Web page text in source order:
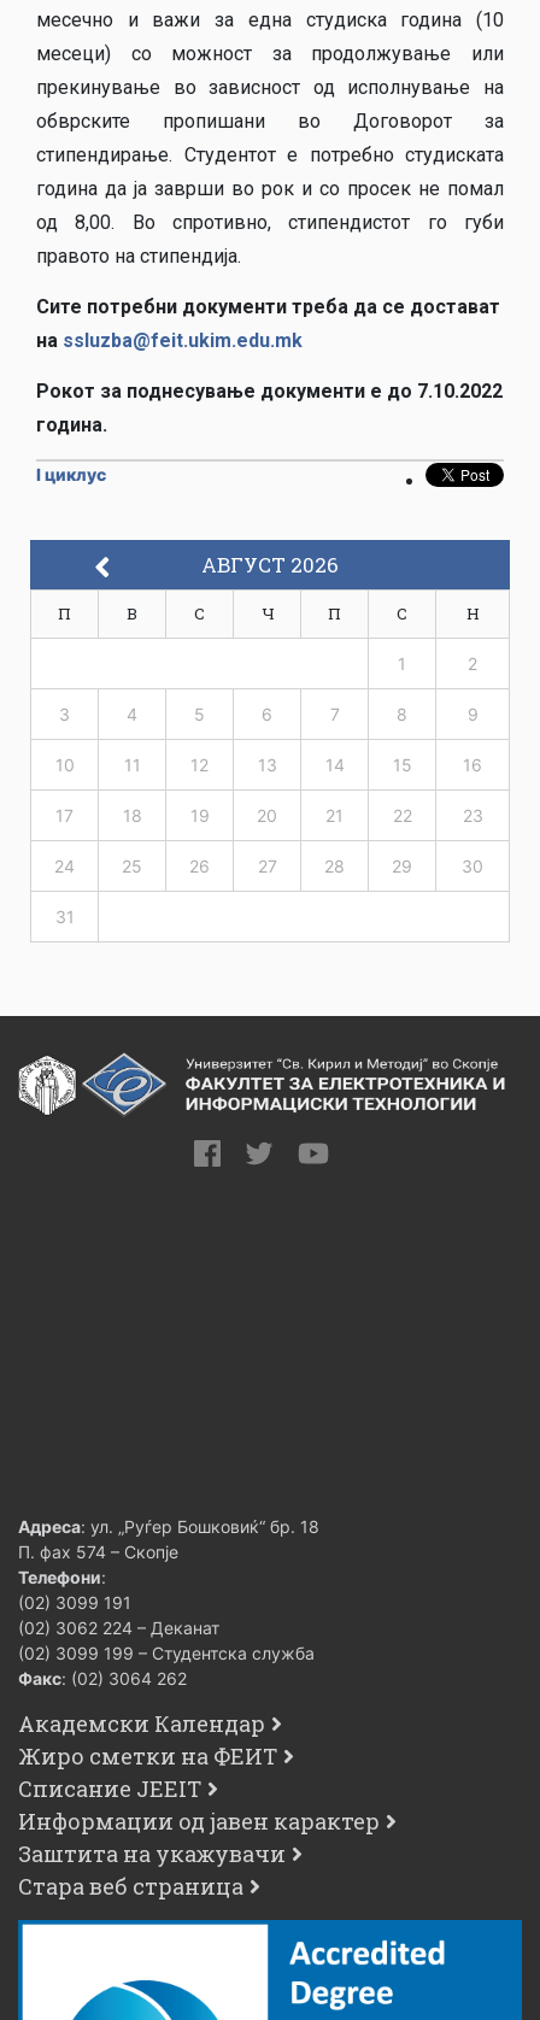
месечно и важи за една студиска година (10
месеци) со можност за продолжување или
прекинување во зависност од исполнување на
обврските пропишани во Договорот за
стипендирање. Студентот е потребно студиската
година да ја заврши во рок и со просек не помал
од 8,00. Во спротивно, стипендистот го губи
правото на стипендија.
Сите потребни документи треба да се достават
на ssluzba@feit.ukim.edu.mk
Рокот за поднесување документи е до 7.10.2022
година.
I циклус
АВГУСТ 2026
П В С Ч П С Н
1 2
3 4 5 6 7 8 9
10 11 12 13 14 15 16
17 18 19 20 21 22 23
24 25 26 27 28 29 30
31
Адреса: ул. „Руѓер Бошковиќ“ бр. 18
П. фах 574 – Скопје
Телефони:
(02) 3099 191
(02) 3062 224 – Деканат
(02) 3099 199 – Студентска служба
Факс: (02) 3064 262
Академски Календар
Жиро сметки на ФЕИТ
Списание JEEIT
Информации од јавен карактер
Заштита на укажувачи
Стара веб страница